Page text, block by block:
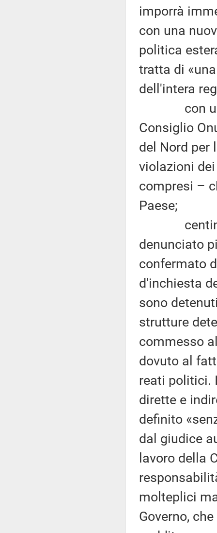
imporrà
con una
politica
tratta di
dell'intera
con una
Consiglio
del Nord per
violazioni
compresi –
Paese;
centinaia
denunciato
confermato
d'inchiesta
sono
strutture
commesso
dovuto al
reati politici.
dirette e
definito
dal giudice
lavoro della
molteplici
Governo,